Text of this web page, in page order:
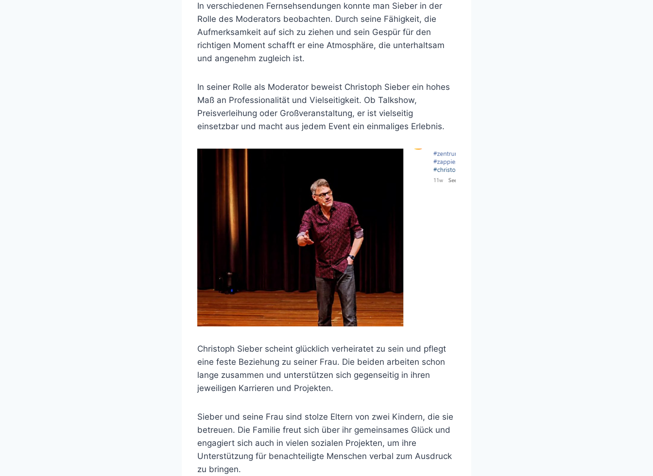
In verschiedenen Fernsehsendungen konnte man Sieber in der
Rolle des Moderators beobachten. Durch seine Fähigkeit, die
Aufmerksamkeit auf sich zu ziehen und sein Gespür für den
richtigen Moment schafft er eine Atmosphäre, die unterhaltsam
und angenehm zugleich ist.
In seiner Rolle als Moderator beweist Christoph Sieber ein hohes
Maß an Professionalität und Vielseitigkeit. Ob Talkshow,
Preisverleihung oder Großveranstaltung, er ist vielseitig
einsetzbar und macht aus jedem Event ein einmaliges Erlebnis.
Christoph Sieber scheint glücklich verheiratet zu sein und pflegt
eine feste Beziehung zu seiner Frau. Die beiden arbeiten schon
lange zusammen und unterstützen sich gegenseitig in ihren
jeweiligen Karrieren und Projekten.
Sieber und seine Frau sind stolze Eltern von zwei Kindern, die sie
betreuen. Die Familie freut sich über ihr gemeinsames Glück und
engagiert sich auch in vielen sozialen Projekten, um ihre
Unterstützung für benachteiligte Menschen verbal zum Ausdruck
zu bringen.